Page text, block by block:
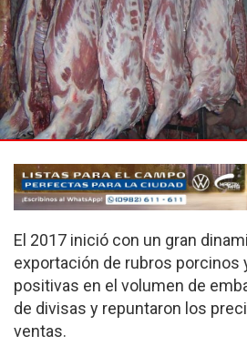
El 2017 inició con un gran
exportación de rubros porcinos
positivas en el volumen de
de divisas y repuntaron los
ventas.